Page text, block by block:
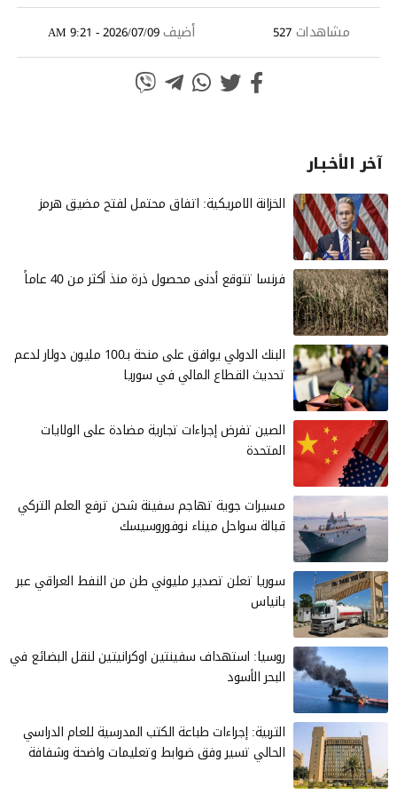
مشاهدات 527 أضيف2026/07/09 - 9:21 AM
آخر الأخـبـار
الخزانة الامريكية: اتفاق محتمل لفتح مضيق هرمز
فرنسا تتوقع أدنى محصول ذرة منذ أكثر من 40 عاماً
البنك الدولي يوافق على منحة بـ100 مليون دولار لدعم
تحديث القطاع المالي في سوريا
الصين تفرض إجراءات تجارية مضادة على الولايات
المتحدة
مسيرات جوية تهاجم سفينة شحن ترفع العلم التركي
قبالة سواحل ميناء نوفوروسيسك
سوريا تعلن تصدير مليوني طن من النفط العراقي عبر
بانياس
روسيا: استهداف سفينتين اوكرانيتين لنقل البضائع في
البحر الأسود
التربية: إجراءات طباعة الكتب المدرسية للعام الدراسي
الحالي تسير وفق ضوابط وتعليمات واضحة وشفافة